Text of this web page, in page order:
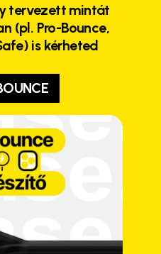
tervezett mintát
(pl. Pro-Bounce,
is kérheted